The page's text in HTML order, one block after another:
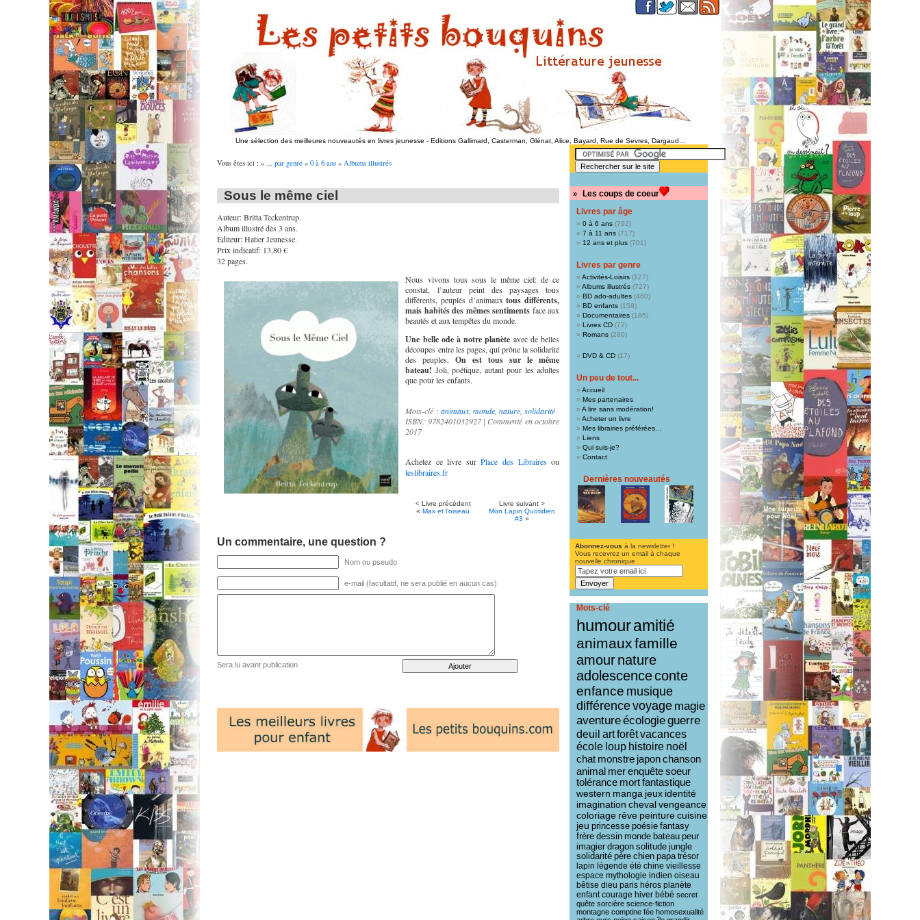
Une sélection des meilleures nouveautés en livres jeunesse - Editions Gallimard, Casterman, Glénat, Alice, Bayard, Rue de Sevres, Dargaud...
Vous êtes ici : » ... par genre » 0 à 6 ans » Albums illustrés
Sous le même ciel
Auteur: Britta Teckentrup.
Album illustré dès 3 ans.
Editeur: Hatier Jeunesse.
Prix indicatif: 13,80 €
32 pages.
Nous vivons tous sous le même ciel: de ce
constat, l’auteur peint des paysages tous
différents, peuplés d’animauxtous différents,
mais habités des mêmes sentiments face aux
beautés et aux tempêtes du monde.
Une belle ode à notre planète avec de belles
découpes entre les pages, qui prône la solidarité
des peuples.On est tous sur le même
bateau! Joli, poétique, autant pour les adultes
que pour les enfants.
Mots-clé :animaux,monde ,nature ,solidarité
ISBN: 9782401032927 | Commenté en octobre
2017
Achetez ce livre surPlace des Librairesou
leslibraires.fr
< Livre précédent
«Max et l’oiseau
Livre suivant >
Mon Lapin Quotidien
#3 »
Un commentaire, une question ?
Nom ou pseudo
e-mail (facultatif, ne sera publié en aucun cas)
Sera lu avant publication
»
Les coups de coeur
Livres par âge
0 à 6 ans (792)
7 à 11 ans (717)
12 ans et plus (701)
Livres par genre
Activités-Loisirs (127)
Albums illustrés (727)
BD ado-adultes (460)
BD enfants (158)
Documentaires (185)
Livres CD (72)
Romans (280)
DVD & CD (17)
Un peu de tout...
Accueil
Mes partenaires
A lire sans modération!
Acheter un livre
Mes librairies préférées…
Liens
Qui suis-je?
Contact
Dernières nouveautés
Abonnez-vous à la newsletter !
Vous recevrez un email à chaque
nouvelle chronique
Mots-clé
humouramitié
animauxfamille
amournature
adolescenceconte
enfance musique
différencevoyage magie
aventureécologieguerre
deuil artforêtvacances
école loup histoire noël
chat monstre japonchanson
animal merenquêtesoeur
tolérance mortfantastique
western manga jeux identité
imagination chevalvengeance
coloriage rêve peinture cuisine
jeu princesse poésie fantasy
frère dessin monde bateau peur
imagier dragon solitude jungle
solidarité père chien papa trésor
lapin légende été chine vieillesse
espace mythologie indien oiseau
bêtise dieu paris héros planète
enfant courage hiver bébé secret
quête sorcière science-fiction
montagne comptine fée homosexualité